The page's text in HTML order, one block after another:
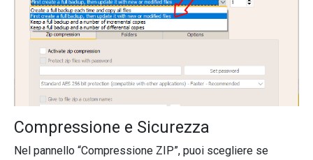
Compressione e Sicurezza
Nel pannello “Compressione ZIP”, puoi scegliere se